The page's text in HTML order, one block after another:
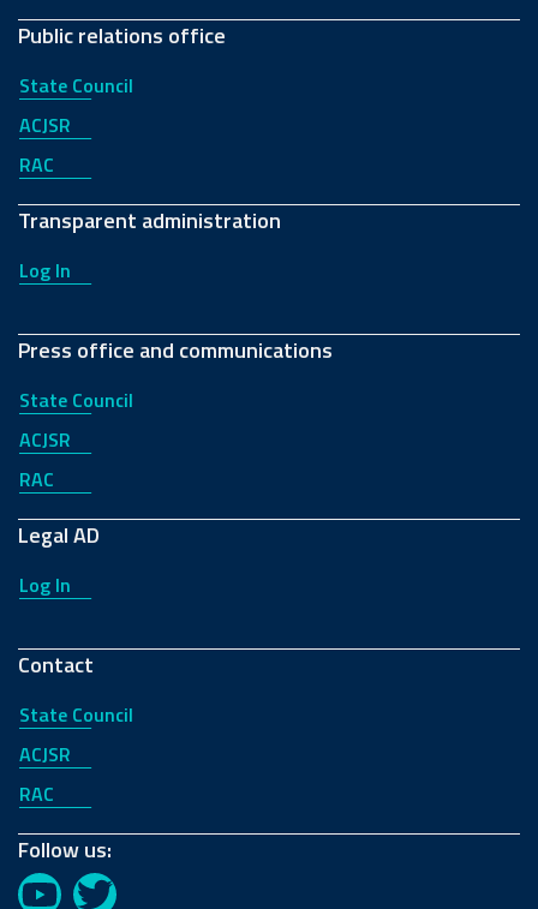
Public relations office
State Council
ACJSR
RAC
Transparent administration
Log In
Press office and communications
State Council
ACJSR
RAC
Legal AD
Log In
Contact
State Council
ACJSR
RAC
Follow us: